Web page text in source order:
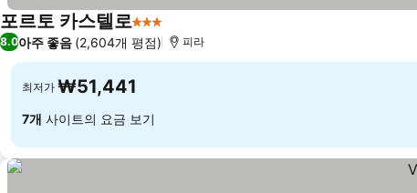
포르토 카스텔로3 성급
8.0아주 좋음 (2,604개 평점) 피라
최저가 ₩51,441
7개 사이트의 요금 보기